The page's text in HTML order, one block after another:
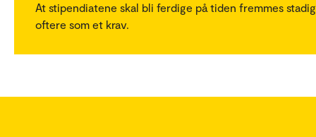
At stipendiatene skal bli ferdige på tiden fremmes stadig
oftere som et krav.